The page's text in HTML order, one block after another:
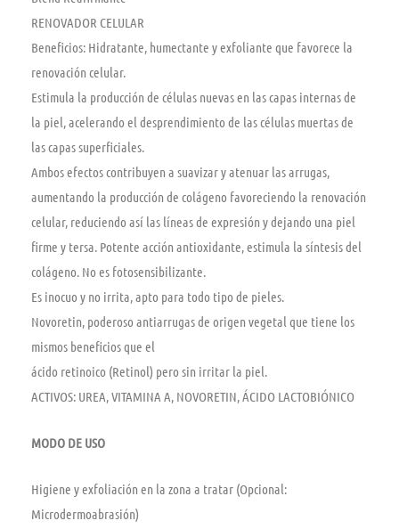
RENOVADOR CELULAR
Beneficios: Hidratante, humectante y exfoliante que favorece la
renovación celular.
Estimula la producción de células nuevas en las capas internas de
la piel, acelerando el desprendimiento de las células muertas de
las capas superficiales.
Ambos efectos contribuyen a suavizar y atenuar las arrugas,
aumentando la producción de colágeno favoreciendo la renovación
celular, reduciendo así las líneas de expresión y dejando una piel
firme y tersa. Potente acción antioxidante, estimula la síntesis del
colágeno. No es fotosensibilizante.
Es inocuo y no irrita, apto para todo tipo de pieles.
Novoretin, poderoso antiarrugas de origen vegetal que tiene los
mismos beneficios que el
ácido retinoico (Retinol) pero sin irritar la piel.
ACTIVOS: UREA, VITAMINA A, NOVORETIN, ÁCIDO LACTOBIÓNICO
MODO DE USO
Higiene y exfoliación en la zona a tratar (Opcional:
Microdermoabrasión)